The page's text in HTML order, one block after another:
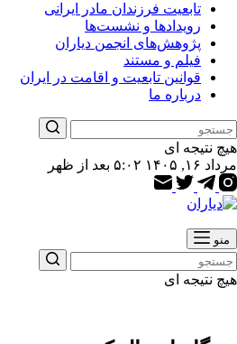
تابعیت فرزندان مادر ایرانی
رویدادها و نشست‌ها
پژوهش‌های انجمن دیاران
فیلم و مستند
قوانین تابعیت و اقامت در ایران
درباره ما
هیچ نتیجه ای
مرداد ۱۶, ۱۴۰۵ ۵:۰۲ بعد از ظهر
منو
هیچ نتیجه ای